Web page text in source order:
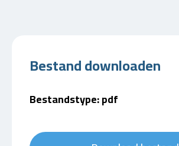
Bestand downloaden
Bestandstype: pdf